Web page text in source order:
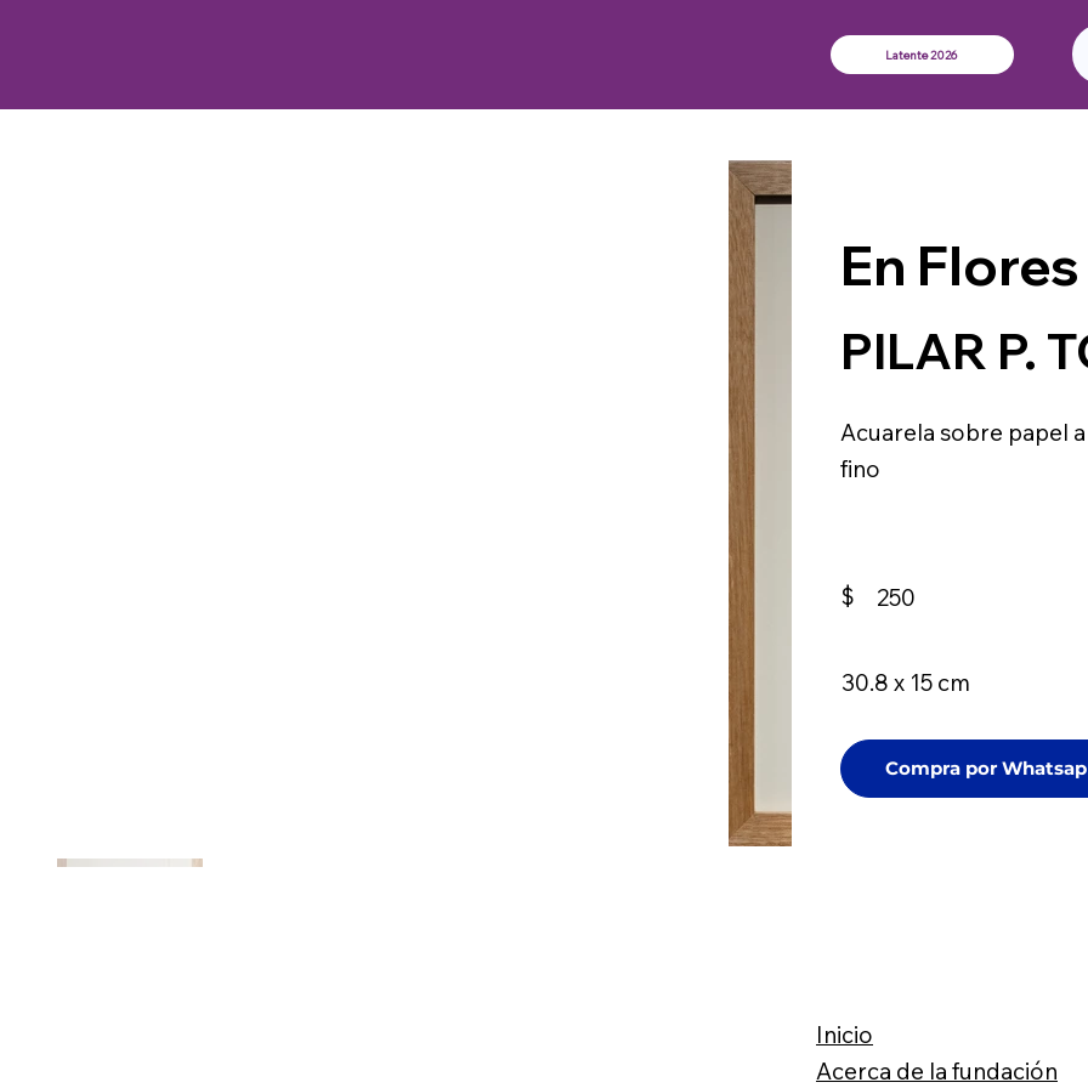
Latente 2026
En Flores
PILAR P.
Acuarela sobre papel
fino
$ 250
30.8 x 15 cm
Compra por
Inicio
Acerca de la fundación